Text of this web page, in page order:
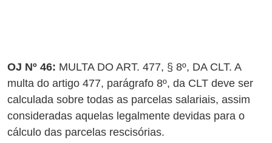
OJ Nº 46: MULTA DO ART. 477, § 8º, DA CLT. A
multa do artigo 477, parágrafo 8º, da CLT deve ser
calculada sobre todas as parcelas salariais, assim
consideradas aquelas legalmente devidas para o
cálculo das parcelas rescisórias.